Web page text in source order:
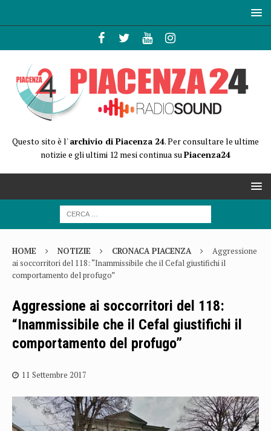
Questo sito è l'archivio di Piacenza 24. Per consultare le ultime
notizie e gli ultimi 12 mesi continua suPiacenza24
HOME NOTIZIE CRONACA PIACENZA
Aggressione
ai soccorritori del 118: “Inammissibile che il Cefal giustifichi il
comportamento del profugo”
Aggressione ai soccorritori del 118:
“Inammissibile che il Cefal giustifichi il
comportamento del profugo”
11 Settembre 2017